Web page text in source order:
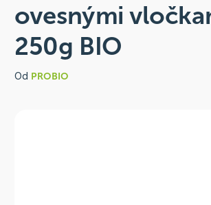
ovesnými
250g BIO
Od PROBIO